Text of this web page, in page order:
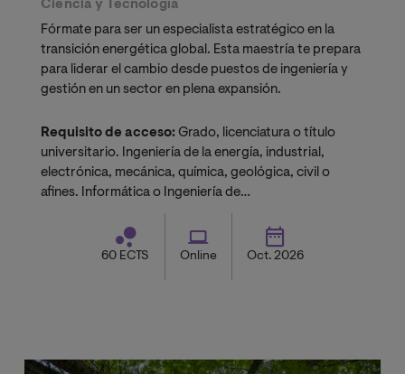
Ciencia y Tecnología
Fórmate para ser un especialista estratégico en la
transición energética global. Esta maestría te prepara
para liderar el cambio desde puestos de ingeniería y
gestión en un sector en plena expansión.
Requisito de acceso: Grado, licenciatura o título
universitario. Ingeniería de la energía, industrial,
electrónica, mecánica, química, geológica, civil o
afines. Informática o Ingeniería de
Telecomunicaciones.
60 ECTS Online Oct. 2026